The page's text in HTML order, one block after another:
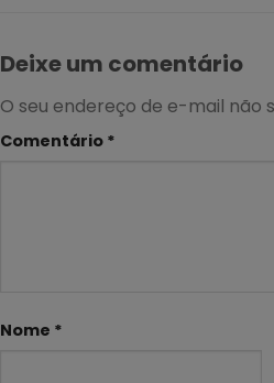
Deixe um comentário
O seu endereço de e-mail não
Comentário *
Nome *